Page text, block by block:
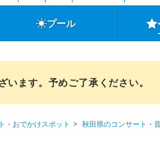
プール
ます。予めご了承ください。
・おでかけスポット
秋田県のコンサート・